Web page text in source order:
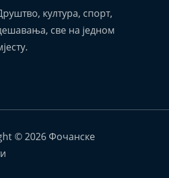
култура, спорт,
све на једном
© 2026 Фочанске